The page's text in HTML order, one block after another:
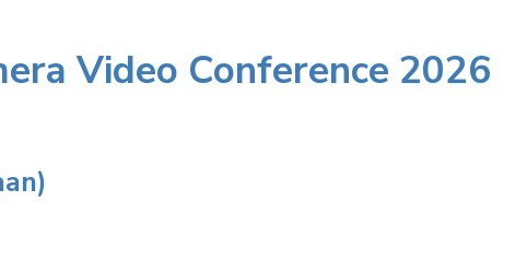
Video Conference 2026